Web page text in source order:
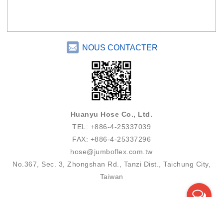
NOUS CONTACTER
Huanyu Hose Co., Ltd.
TEL: +886-4-25337039
FAX: +886-4-25337296
hose@jumboflex.com.tw
No.367, Sec. 3, Zhongshan Rd., Tanzi Dist., Taichung City,
Taiwan